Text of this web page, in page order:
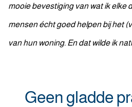
mooie bevestiging van wat ik elke
mensen écht goed helpen bij het
van hun woning. En dat wilde ik
Geen gladde